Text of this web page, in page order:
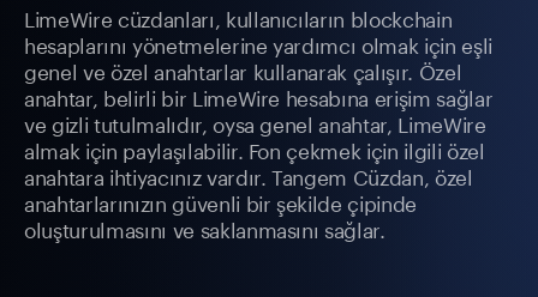
LimeWire cüzdanları, kullanıcıların blockchain
hesaplarını yönetmelerine yardımcı olmak için eşli
genel ve özel anahtarlar kullanarak çalışır. Özel
anahtar, belirli bir LimeWire hesabına erişim sağlar
ve gizli tutulmalıdır, oysa genel anahtar, LimeWire
almak için paylaşılabilir. Fon çekmek için ilgili özel
anahtara ihtiyacınız vardır. Tangem Cüzdan, özel
anahtarlarınızın güvenli bir şekilde çipinde
oluşturulmasını ve saklanmasını sağlar.